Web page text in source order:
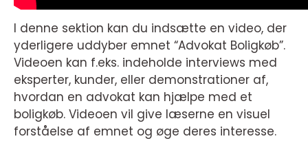
I denne sektion kan du indsætte en video, der
yderligere uddyber emnet “Advokat Boligkøb”.
Videoen kan f.eks. indeholde interviews med
eksperter, kunder, eller demonstrationer af,
hvordan en advokat kan hjælpe med et
boligkøb. Videoen vil give læserne en visuel
forståelse af emnet og øge deres interesse.